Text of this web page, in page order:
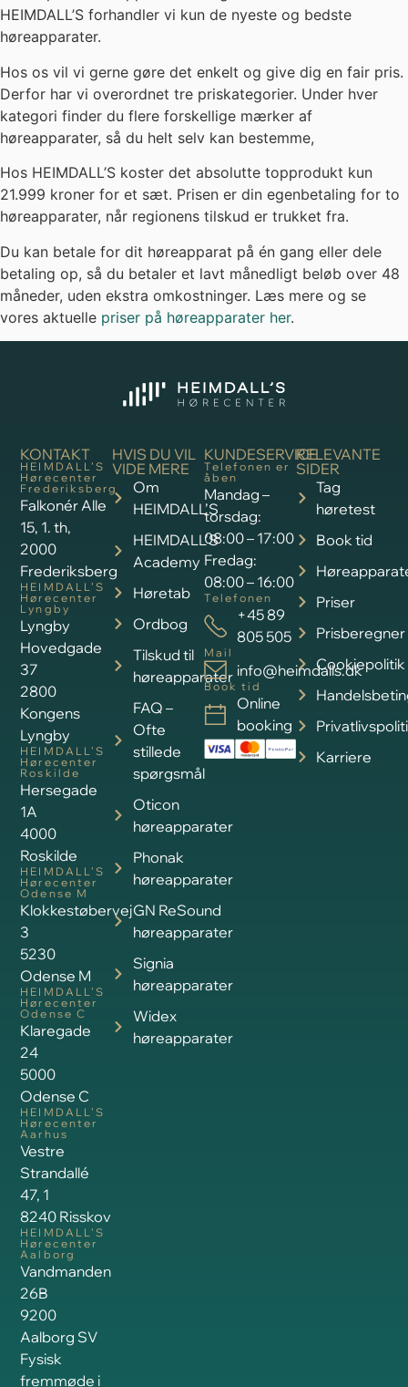
HEIMDALL’S
Hørecenter
Frederiksberg
Falkonér Alle
15, 1. th,
2000
Frederiksberg
HEIMDALL’S
Hørecenter
Lyngby
Hovedgade
37
2800
Kongens
Roskilde
HEIMDALL’S
Hørecenter
Odense M
Klokkestøbervej
3
5230
Odense M
HEIMDALL’S
Hørecenter
Odense C
Klaregade
24
5000
Odense C
HEIMDALL’S
Hørecenter
Aarhus
Vestre
Strandallé
47, 1
8240 Risskov
HEIMDALL’S
Hørecenter
Aalborg
Vandmanden
26B
9200
Aalborg SV
Fysisk
fremmøde i
vores
klinikker
kræver altid
en aftale.
Ventetider
SIDER
Tag
Priser
Cookiepolitik
VIDE MERE
Om
HEIMDALL’S
HEIMDALL’S
Høretab
Ordbog
Tilskud til
høreapparater
FAQ –
Ofte
Oticon
Phonak
høreapparater
GN ReSound
høreapparater
Signia
høreapparater
Widex
høreapparater
Telefonen er
åben
Mandag –
torsdag:
08:00 – 17:00
08:00 – 16:00
Telefonen
+45 89
Mail
info@heimdalls.dk
Online
booking